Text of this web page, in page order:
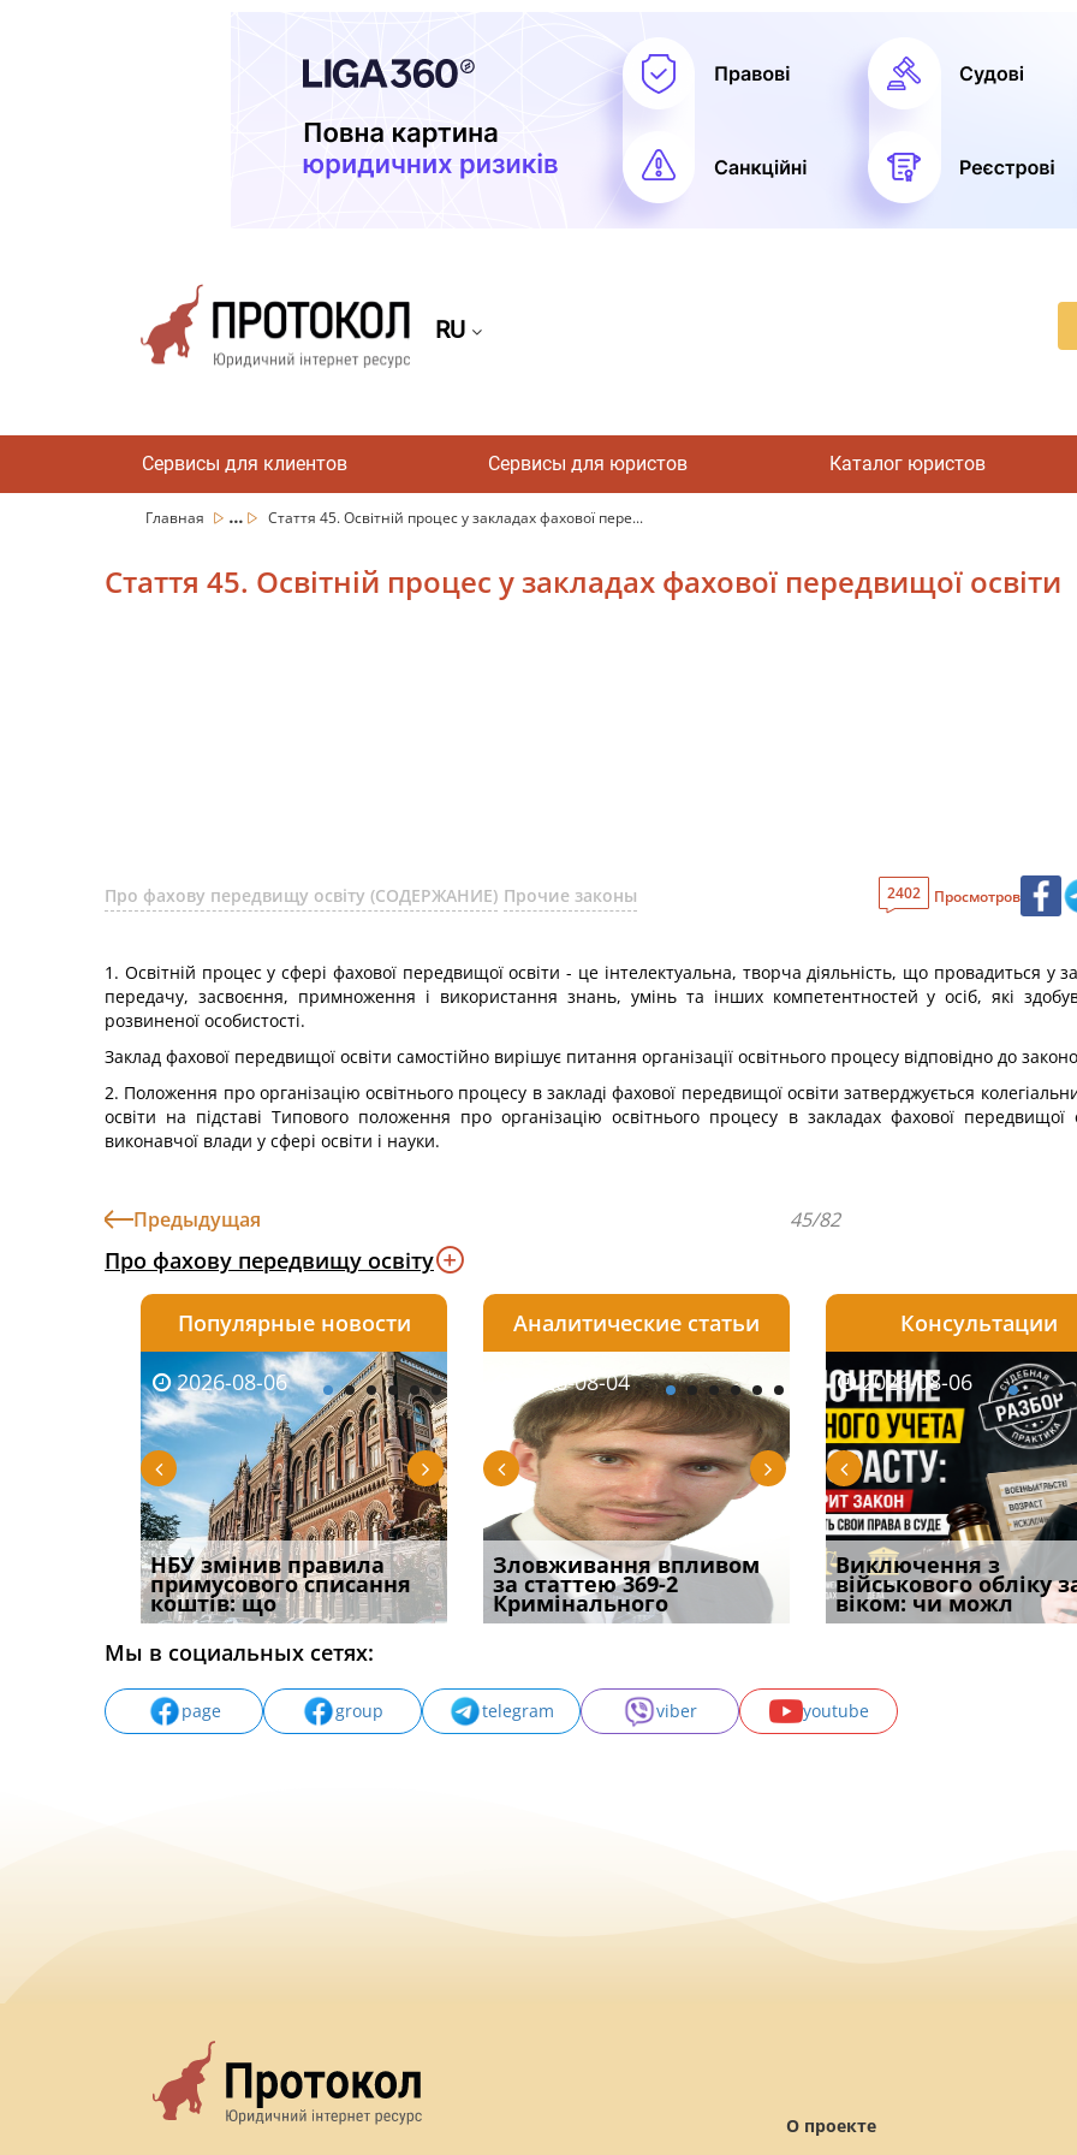
RU
Сервисы для клиентов Сервисы для юристов Каталог юристов
Главная ... Стаття 45. Освітній процес у закладах фахової пере...
Стаття 45. Освітній процес у закладах фахової передвищої освіти
Про фахову передвищу освіту (СОДЕРЖАНИЕ) Прочие законы 2402 Просмотров
1. Освітній процес у сфері фахової передвищої освіти - це інтелектуальна, творча діяльність, що провадиться у
передачу, засвоєння, примноження і використання знань, умінь та інших компетентностей у осіб, які
розвиненої особистості.
Заклад фахової передвищої освіти самостійно вирішує питання організації освітнього процесу відповідно до
2. Положення про організацію освітнього процесу в закладі фахової передвищої освіти затверджується
освіти на підставі Типового положення про організацію освітнього процесу в закладах фахової
виконавчої влади у сфері освіти і науки.
Предыдущая 45/82
Про фахову передвищу освіту
Популярные новости
2026-08-06
НБУ змінив правила
примусового списання
коштів: що
2026-08-06
Якщо суд встановив для
відшкодування шкоди
наявніс
2026-08-06
Документи, на яких не
проставляється
апостиль: пер
Аналитические статьи
2026-08-03
Водії можуть отримати
компенсацію за
незаконні дії
2026-08-04
Зловживання впливом
за статтею 369-2
Кримінального
2026-08-04
Переоформлення
відстрочки за іншою
підставою: нов
Консультации
2026-08-05
Особливості захисту у
кримінальному
провадженні: я
2026-08-06
Виключення з
військового обліку
віком: чи можл
2026-07-30
Восьмий ААС
підтвердив, що
може скас
Мы в социальных сетях:
page group telegram viber youtube
О проекте